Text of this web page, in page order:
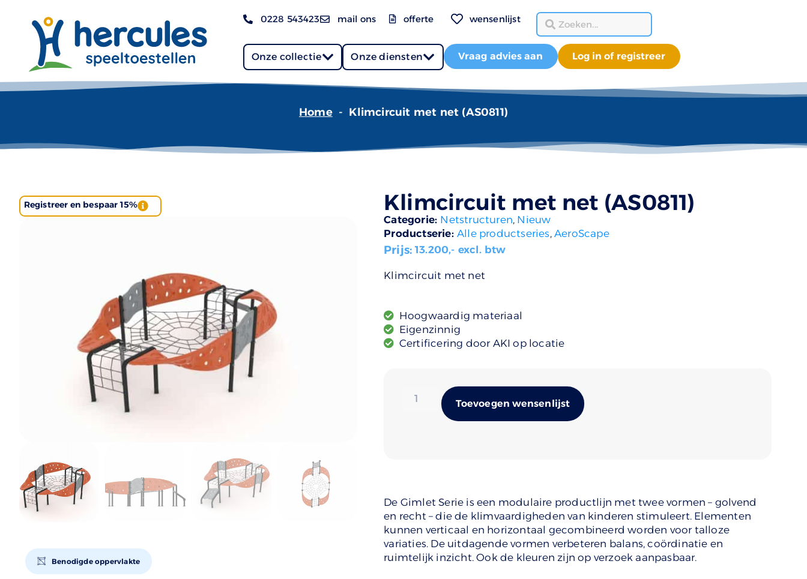
0228 543423 mail ons offerte wensenlijst
Onze collectie Onze diensten Vraag advies aan Log in of registreer
Home - Klimcircuit met net (AS0811)
Registreer en bespaar 15%
Benodigde oppervlakte
Klimcircuit met net (AS0811)
Categorie: Netstructuren, Nieuw
Productserie:Alle productseries, AeroScape
Prijs:13.200,- excl. btw
Klimcircuit met net
Hoogwaardig materiaal
Eigenzinnig
Certificering door AKI op locatie
Toevoegen wensenlijst
De Gimlet Serie is een modulaire productlijn met twee vormen – golvend
en recht – die de klimvaardigheden van kinderen stimuleert. Elementen
kunnen verticaal en horizontaal gecombineerd worden voor talloze
variaties. De uitdagende vormen verbeteren balans, coördinatie en
ruimtelijk inzicht. Ook de kleuren zijn op verzoek aanpasbaar.